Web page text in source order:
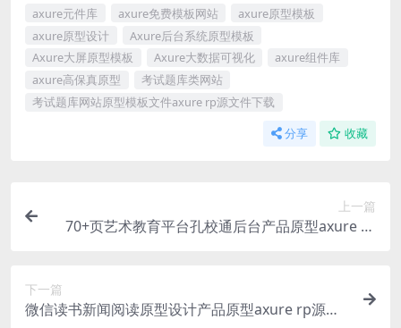
axure元件库
axure免费模板网站
axure原型模板
axure原型设计
Axure后台系统原型模板
Axure大屏原型模板
Axure大数据可视化
axure组件库
axure高保真原型
考试题库类网站
考试题库网站原型模板文件axure rp源文件下载
分享 收藏
上一篇
70+页艺术教育平台孔校通后台产品原型axure rp
下一篇
微信读书新闻阅读原型设计产品原型axure rp源文